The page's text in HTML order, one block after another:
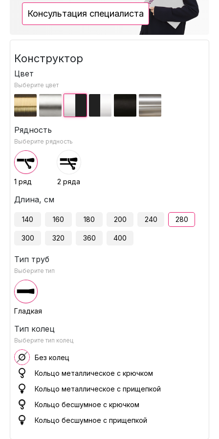
Консультация специалиста
Конструктор
Цвет
Выберите цвет
Рядность
Выберите рядность
1 ряд 2 ряда
Длина, см
140 160 180 200 240 280
300 320 360 400
Тип труб
Выберите тип
Гладкая
Тип колец
Выберите тип колец
Без колец
Кольцо металлическое с крючком
Кольцо металлическое с прищепкой
Кольцо бесшумное с крючком
Кольцо бесшумное с прищепкой